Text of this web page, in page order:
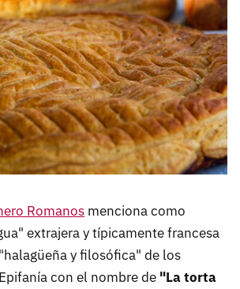
Romanos menciona como
extrajera y típicamente francesa
y filosófica" de los
con el nombre de "La torta